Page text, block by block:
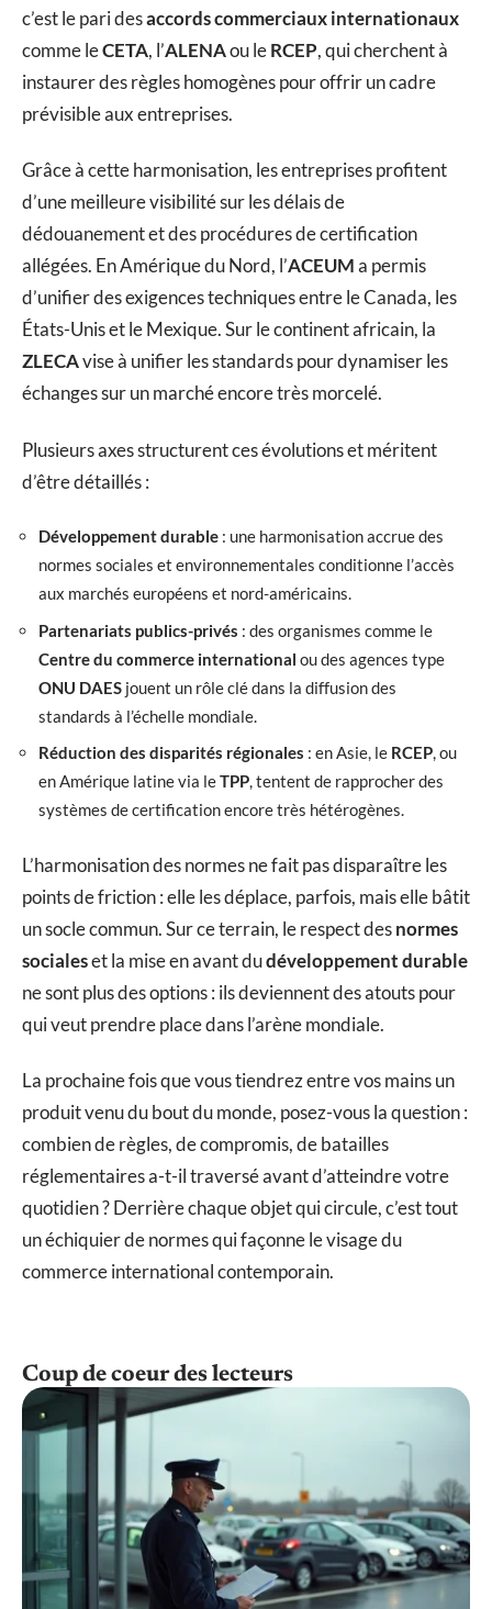
c’est le pari desaccords commerciaux internationaux
comme leCETA, l’ALENAou leRCEP, qui cherchent à
instaurer des règles homogènes pour offrir un cadre
prévisible aux entreprises.
Grâce à cette harmonisation, les entreprises profitent
d’une meilleure visibilité sur les délais de
dédouanement et des procédures de certification
allégées. En Amérique du Nord, l’ACEUMa permis
d’unifier des exigences techniques entre le Canada, les
États-Unis et le Mexique. Sur le continent africain, la
ZLECAvise à unifier les standards pour dynamiser les
échanges sur un marché encore très morcelé.
Plusieurs axes structurent ces évolutions et méritent
d’être détaillés :
Développement durable : une harmonisation accrue des
normes sociales et environnementales conditionne l’accès
aux marchés européens et nord-américains.
Partenariats publics-privés : des organismes comme le
Centre du commerce international ou des agences type
ONU DAES jouent un rôle clé dans la diffusion des
standards à l’échelle mondiale.
Réduction des disparités régionales : en Asie, le RCEP, ou
en Amérique latine via leTPP, tentent de rapprocher des
systèmes de certification encore très hétérogènes.
L’harmonisation des normes ne fait pas disparaître les
points de friction : elle les déplace, parfois, mais elle bâtit
un socle commun. Sur ce terrain, le respect desnormes
socialeset la mise en avant dudéveloppement durable
ne sont plus des options : ils deviennent des atouts pour
qui veut prendre place dans l’arène mondiale.
La prochaine fois que vous tiendrez entre vos mains un
produit venu du bout du monde, posez-vous la question :
combien de règles, de compromis, de batailles
réglementaires a-t-il traversé avant d’atteindre votre
quotidien ? Derrière chaque objet qui circule, c’est tout
un échiquier de normes qui façonne le visage du
commerce international contemporain.
Coup de coeur des lecteurs